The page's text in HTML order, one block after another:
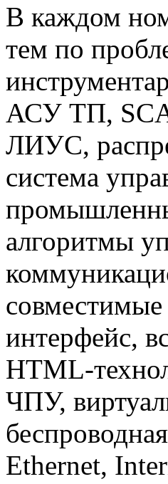
В каждом
тем по
АСУ ТП,
ЛИУС,
система
алгоритмы
интерфейс,
HTML-
ЧПУ,
Ethernet,